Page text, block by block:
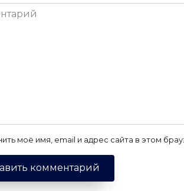
моё имя, email и адрес сайта в этом